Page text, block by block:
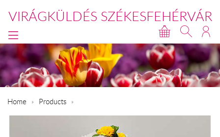
VIRÁGKÜLDÉS SZÉKESFEHÉRVÁR
Home Products